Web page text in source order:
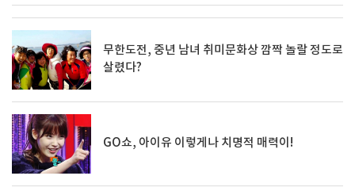
무한도전, 중년 남녀 취미문화상 깜짝 놀랄 정도로
살렸다?
GO쇼, 아이유 이렇게나 치명적 매력이!